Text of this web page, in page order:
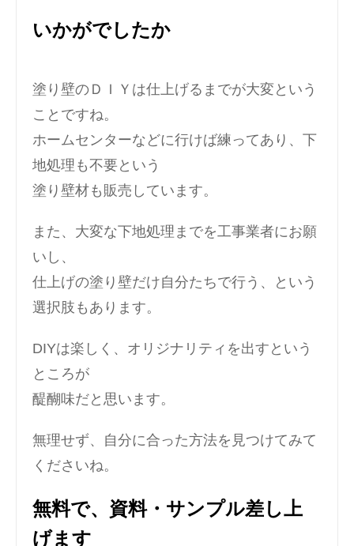
いかがでしたか
塗り壁のＤＩＹは仕上げるまでが大変という
ことですね。
ホームセンターなどに行けば練ってあり、下
地処理も不要という
塗り壁材も販売しています。
また、大変な下地処理までを工事業者にお願
いし、
仕上げの塗り壁だけ自分たちで行う、という
選択肢もあります。
DIYは楽しく、オリジナリティを出すという
ところが
醍醐味だと思います。
無理せず、自分に合った方法を見つけてみて
くださいね。
無料で、資料・サンプル差し上
げます